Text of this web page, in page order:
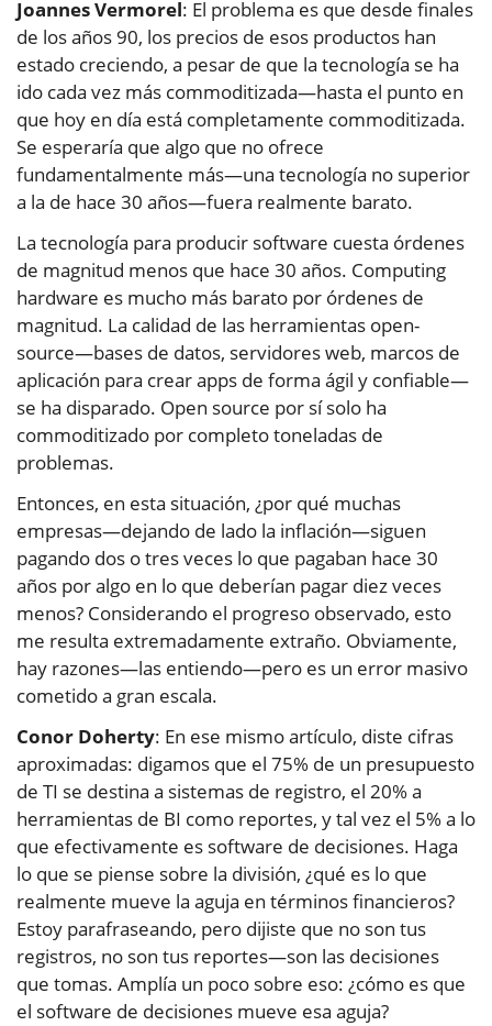
Joannes Vermorel: El problema es que desde finales
de los años 90, los precios de esos productos han
estado creciendo, a pesar de que la tecnología se ha
ido cada vez más commoditizada—hasta el punto en
que hoy en día está completamente commoditizada.
Se esperaría que algo que no ofrece
fundamentalmente más—una tecnología no superior
a la de hace 30 años—fuera realmente barato.
La tecnología para producir software cuesta órdenes
de magnitud menos que hace 30 años. Computing
hardware es mucho más barato por órdenes de
magnitud. La calidad de las herramientas open-
source—bases de datos, servidores web, marcos de
aplicación para crear apps de forma ágil y confiable—
se ha disparado. Open source por sí solo ha
commoditizado por completo toneladas de
problemas.
Entonces, en esta situación, ¿por qué muchas
empresas—dejando de lado la inflación—siguen
pagando dos o tres veces lo que pagaban hace 30
años por algo en lo que deberían pagar diez veces
menos? Considerando el progreso observado, esto
me resulta extremadamente extraño. Obviamente,
hay razones—las entiendo—pero es un error masivo
cometido a gran escala.
Conor Doherty: En ese mismo artículo, diste cifras
aproximadas: digamos que el 75% de un presupuesto
de TI se destina a sistemas de registro, el 20% a
herramientas de BI como reportes, y tal vez el 5% a lo
que efectivamente es software de decisiones. Haga
lo que se piense sobre la división, ¿qué es lo que
realmente mueve la aguja en términos financieros?
Estoy parafraseando, pero dijiste que no son tus
registros, no son tus reportes—son las decisiones
que tomas. Amplía un poco sobre eso: ¿cómo es que
el software de decisiones mueve esa aguja?